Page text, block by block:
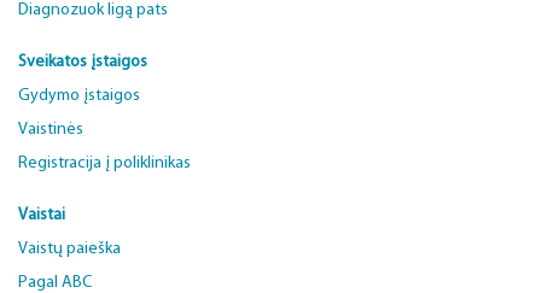
Diagnozuok ligą pats
Sveikatos įstaigos
Gydymo įstaigos
Vaistinės
Registracija į poliklinikas
Vaistai
Vaistų paieška
Pagal ABC